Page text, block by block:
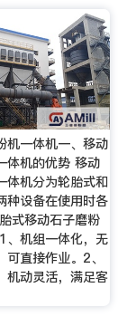
机一体机一、移动
体机的优势 移动
体机分为轮胎式和
种设备在使用时各
式移动石子磨粉
、机组一体化，无
可直接作业。2、
机动灵活，满足客